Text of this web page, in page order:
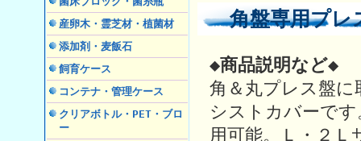
産卵木・霊芝材・植菌材
添加剤・麦飯石
飼育ケース
コンテナ・管理ケース
クリアボトル・PET・ブロ
ー
角盤専用プ
◆商品説明など◆
角＆丸プレス盤
シストカバーで
用可能。Ｌ・２